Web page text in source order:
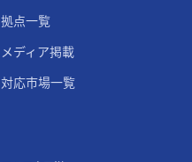
拠点一覧
メディア掲載
対応市場一覧